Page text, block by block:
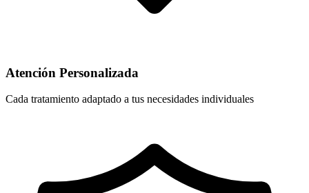
Atención Personalizada
Cada tratamiento adaptado a tus necesidades individuales